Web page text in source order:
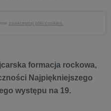
zaakceptuj pliki cookies.
formacja rockowa,
Najpiękniejszego
występu na 19.